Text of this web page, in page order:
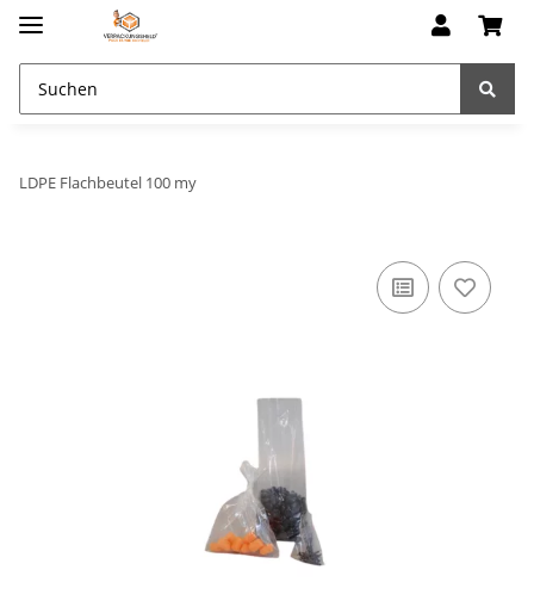
LDPE Flachbeutel 100 my